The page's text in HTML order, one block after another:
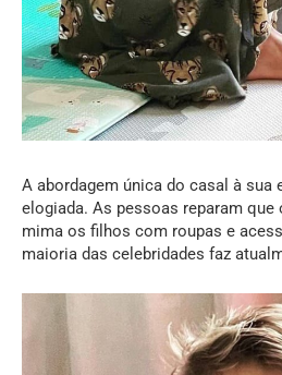
A abordagem única do casal à sua
elogiada. As pessoas reparam que
mima os filhos com roupas e
maioria das celebridades faz